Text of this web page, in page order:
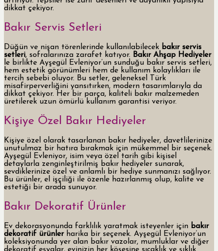
dikkat çekiyor.
Bakır Servis Setleri
Düğün ve nişan törenlerinde kullanılabilecek bakır servis
setleri, sofralarınıza zarafet katıyor. Bakır Ahşap Hediyeler
le birlikte Ayşegül Evleniyor’un sunduğu bakır servis setleri,
hem estetik görünümleri hem de kullanım kolaylıkları ile
tercih sebebi oluyor. Bu setler, geleneksel Türk
misafirperverliğini yansıtırken, modern tasarımlarıyla da
dikkat çekiyor. Her bir parça, kaliteli bakır malzemeden
üretilerek uzun ömürlü kullanım garantisi veriyor.
Kişiye Özel Bakır Hediyeler
Kişiye özel olarak tasarlanan bakır hediyeler, davetlilerinize
unutulmaz bir hatıra bırakmak için mükemmel bir seçenek.
Ayşegül Evleniyor, isim veya özel tarih gibi kişisel
detaylarla zenginleştirilmiş bakır hediyeler sunarak,
sevdiklerinize özel ve anlamlı bir hediye sunmanızı sağlıyor.
Bu ürünler, el işçiliği ile özenle hazırlanmış olup, kalite ve
estetiği bir arada sunuyor.
Bakır Dekoratif Ürünler
Ev dekorasyonunda farklılık yaratmak isteyenler için bakır
dekoratif ürünlerharika bir seçenek. Ayşegül Evleniyor’un
koleksiyonunda yer alan bakır vazolar, mumluklar ve diğer
dekoratif eşyalar, evinizin her köşesine sıcaklık ve şıklık